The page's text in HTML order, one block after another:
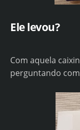
Ele levou?
Com aquela
perguntando